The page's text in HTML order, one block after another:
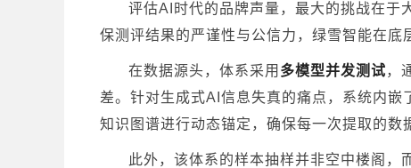
评估AI时代的品牌声量，最大的挑战在于
保测评结果的严谨性与公信力，绿雪智能在底
在数据源头，体系采用 多模型并发测试，
差。针对生成式AI信息失真的痛点，系统内
知识图谱进行动态锚定，确保每一次提取的数
此外，该体系的样本抽样并非空中楼阁